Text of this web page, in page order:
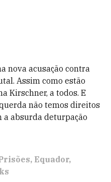
nova acusação contra
Assim como estão
Kirschner, a todos. E
não temos direitos
a absurda deturpação
Equador